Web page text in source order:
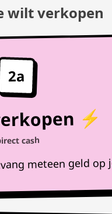
wilt verkopen
2a
⚡
cash
meteen geld op